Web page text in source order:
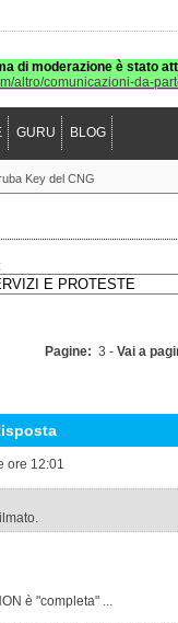
di moderazione è stato
altro/comunicazioni-da-
GURU BLOG
Key del CNG
Pagine: 3 - Vai a
ore 12:01
è "completa" ...